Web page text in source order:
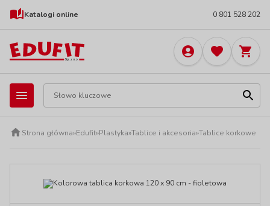
Katalogi online 0 801 528 202
Strona główna»Edufit»Plastyka»Tablice i akcesoria»Tablice korkowe